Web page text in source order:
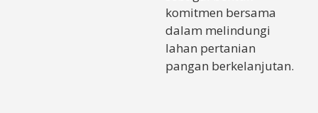
komitmen bersama
dalam melindungi
lahan pertanian
pangan berkelanjutan.